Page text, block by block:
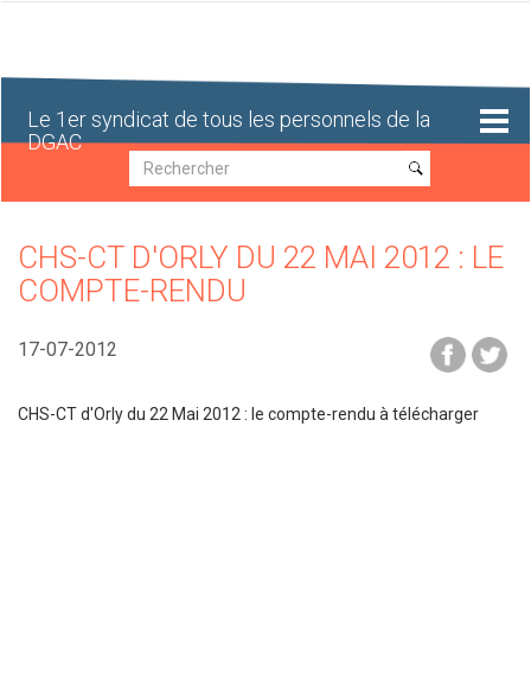
Le 1er syndicat de tous les personnels de la
DGAC
Recherche
Recherche
CHS-CT D'ORLY DU 22 MAI 2012 : LE
COMPTE-RENDU
17-07-2012
CHS-CT d'Orly du 22 Mai 2012 : le compte-rendu à télécharger